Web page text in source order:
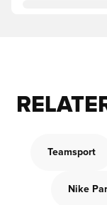
Teamsport
Nike